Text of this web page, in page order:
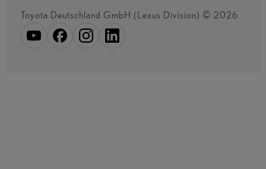
Toyota Deutschland GmbH (Lexus Division) © 2026